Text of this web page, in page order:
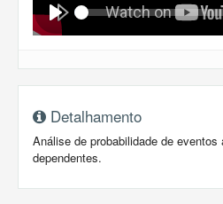
Play
Seek
Detalhamento
Análise de probabilidade de eventos
dependentes.